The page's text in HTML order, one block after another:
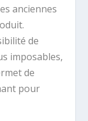
anciennes
de
imposables,
de
pour